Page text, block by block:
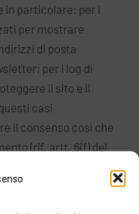
in particolare; per i
per mostrare
di posta
per i log di
il sito e il
casi
il consenso così che
(rif. artt. 6(f) del
per le quali